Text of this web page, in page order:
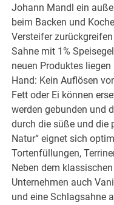
Johann Mandl ein
beim Backen und
Versteifer
Sahne mit 1%
neuen Produktes
Hand: Kein Auflösen
Fett oder Ei können
werden gebunden und
durch die süße und die
Natur“ eignet sich
Tortenfüllungen,
Neben dem
Unternehmen auch
und eine Schlagsahne